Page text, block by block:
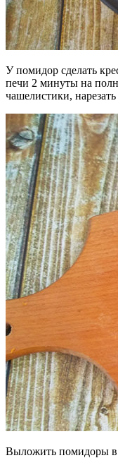
У помидор сделать
печи 2 минуты на
чашелистики,
Выложить помидоры в